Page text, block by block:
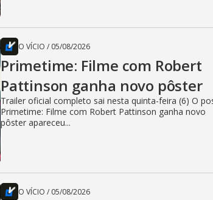
O VÍCIO / 05/08/2026
Primetime: Filme com Robert
Pattinson ganha novo pôster
Trailer oficial completo sai nesta quinta-feira (6) O
Primetime: Filme com Robert Pattinson ganha novo
pôster apareceu...
O VÍCIO / 05/08/2026